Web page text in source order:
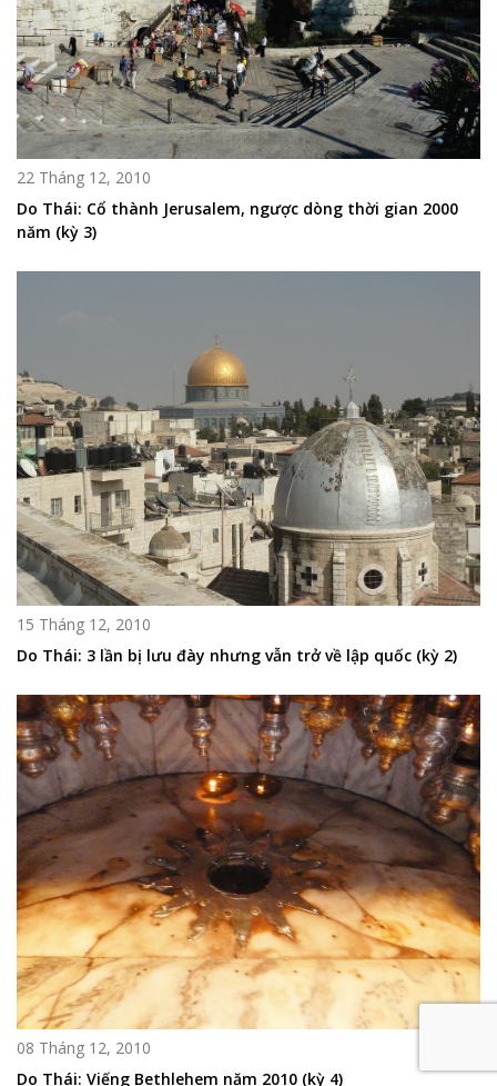
22 Tháng 12, 2010
Do Thái: Cổ thành Jerusalem, ngược dòng thời gian 2000
năm (kỳ 3)
15 Tháng 12, 2010
Do Thái: 3 lần bị lưu đày nhưng vẫn trở về lập quốc (kỳ 2)
08 Tháng 12, 2010
Do Thái: Viếng Bethlehem năm 2010 (kỳ 4)